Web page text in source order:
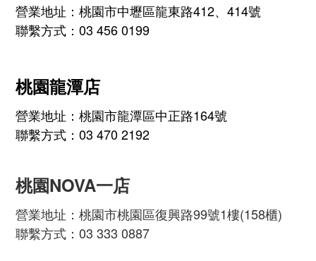
營業地址：桃園市中壢區龍東路412、414號
聯繫方式：03 456 0199
桃園龍潭店
營業地址：桃園市龍潭區中正路164號
聯繫方式：03 470 2192
桃園NOVA一店
營業地址：桃園市桃園區復興路99號1樓(158櫃)
聯繫方式：03 333 0887